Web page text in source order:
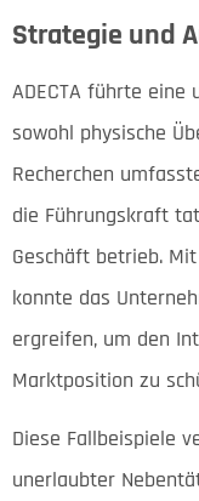
Strategie und
ADECTA führte eine
sowohl physische
Recherchen
die Führungskraft
Geschäft betrieb.
konnte das
ergreifen, um den
Marktposition zu
Diese Fallbeispiele
unerlaubter